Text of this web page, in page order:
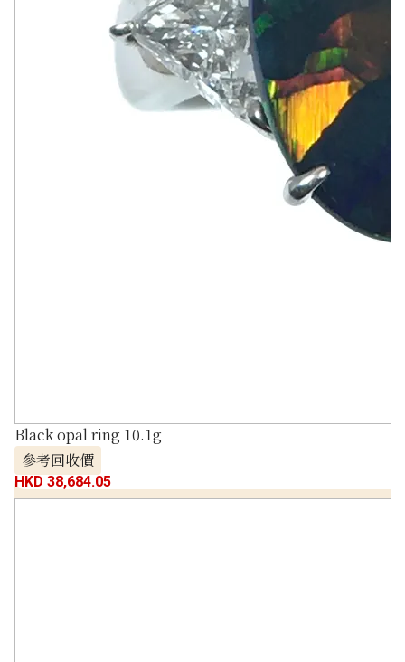
Black opal ring 10.1g
參考回收價
HKD 38,684.05